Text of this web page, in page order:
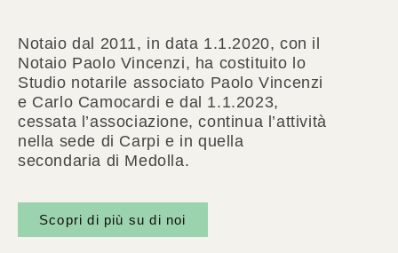
Notaio dal 2011, in data 1.1.2020, con il
Notaio Paolo Vincenzi, ha costituito lo
Studio notarile associato Paolo Vincenzi
e Carlo Camocardi e dal 1.1.2023,
cessata l’associazione, continua l’attività
nella sede di Carpi e in quella
secondaria di Medolla.
Scopri di più su di noi